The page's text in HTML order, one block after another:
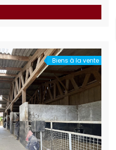
équestre, pension de
propriété permet de
Biens à la vente